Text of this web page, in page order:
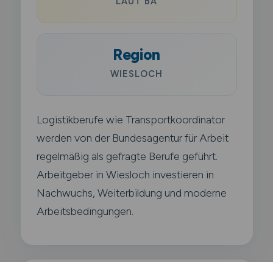
Region
WIESLOCH
Logistikberufe wie Transportkoordinator
werden von der Bundesagentur für Arbeit
regelmäßig als gefragte Berufe geführt.
Arbeitgeber in Wiesloch investieren in
Nachwuchs, Weiterbildung und moderne
Arbeitsbedingungen.